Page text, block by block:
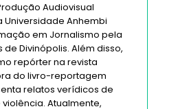
Audiovisual
Anhembi
em Jornalismo pela
Divinópolis. Além disso,
repórter na revista
do livro-reportagem
relatos verídicos de
Atualmente,